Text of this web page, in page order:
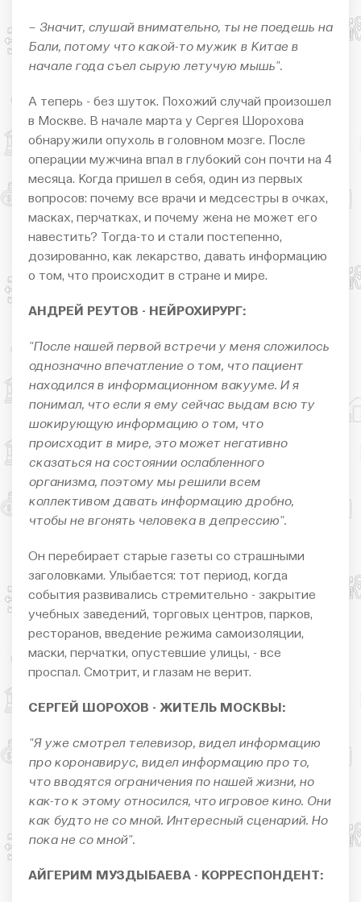
– Значит, слушай внимательно, ты не поедешь на
Бали, потому что какой-то мужик в Китае в
начале года съел сырую летучую мышь".
А теперь - без шуток. Похожий случай произошел
в Москве. В начале марта у Сергея Шорохова
обнаружили опухоль в головном мозге. После
операции мужчина впал в глубокий сон почти на 4
месяца. Когда пришел в себя, один из первых
вопросов: почему все врачи и медсестры в очках,
масках, перчатках, и почему жена не может его
навестить? Тогда-то и стали постепенно,
дозированно, как лекарство, давать информацию
о том, что происходит в стране и мире.
АНДРЕЙ РЕУТОВ - НЕЙРОХИРУРГ:
"После нашей первой встречи у меня сложилось
однозначно впечатление о том, что пациент
находился в информационном вакууме. И я
понимал, что если я ему сейчас выдам всю ту
шокирующую информацию о том, что
происходит в мире, это может негативно
сказаться на состоянии ослабленного
организма, поэтому мы решили всем
коллективом давать информацию дробно,
чтобы не вгонять человека в депрессию".
Он перебирает старые газеты со страшными
заголовками. Улыбается: тот период, когда
события развивались стремительно - закрытие
учебных заведений, торговых центров, парков,
ресторанов, введение режима самоизоляции,
маски, перчатки, опустевшие улицы, - все
проспал. Смотрит, и глазам не верит.
СЕРГЕЙ ШОРОХОВ - ЖИТЕЛЬ МОСКВЫ:
"Я уже смотрел телевизор, видел информацию
про коронавирус, видел информацию про то,
что вводятся ограничения по нашей жизни, но
как-то к этому относился, что игровое кино. Они
как будто не со мной. Интересный сценарий. Но
пока не со мной".
АЙГЕРИМ МУЗДЫБАЕВА - КОРРЕСПОНДЕНТ: